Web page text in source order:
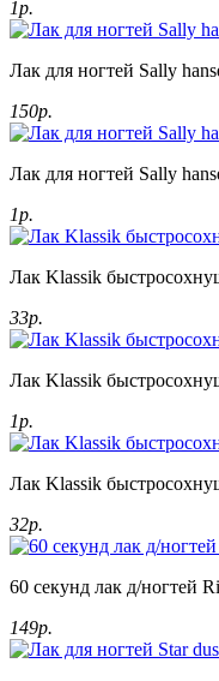
1р.
Лак для ногтей Sally
150р.
Лак для ногтей Sally
1р.
Лак Klassik
33р.
Лак Klassik
1р.
Лак Klassik
32р.
60 секунд лак д/ногтей
149р.